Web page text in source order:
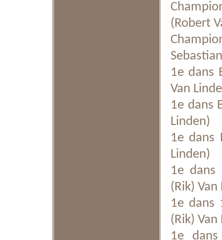
(Robert
1e dans
Van
1e dans
Linden)
1e dans
Linden)
1e dans
(Rik)
1e dans
(Rik)
1e